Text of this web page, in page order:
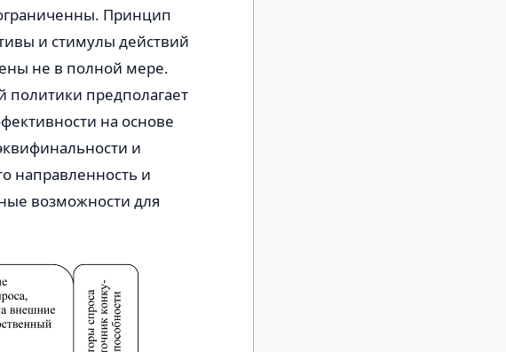
Принцип
и стимулы действий
не в полной мере.
предполагает
на основе
и
направленность и
возможности для